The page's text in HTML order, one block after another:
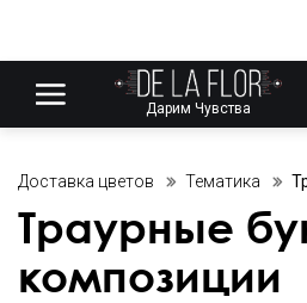
Дарим Чувства
Доставка цветов Тематика
Траурные
композиции